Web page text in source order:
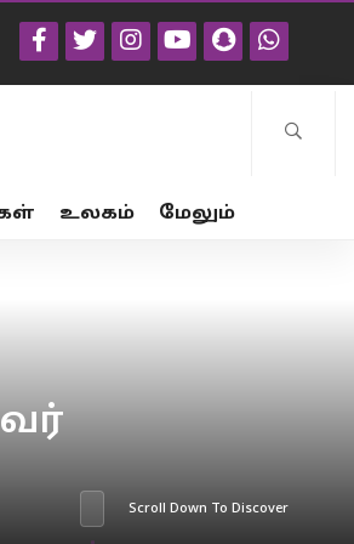
உலகம் மேலும்
Scroll Down To Discover